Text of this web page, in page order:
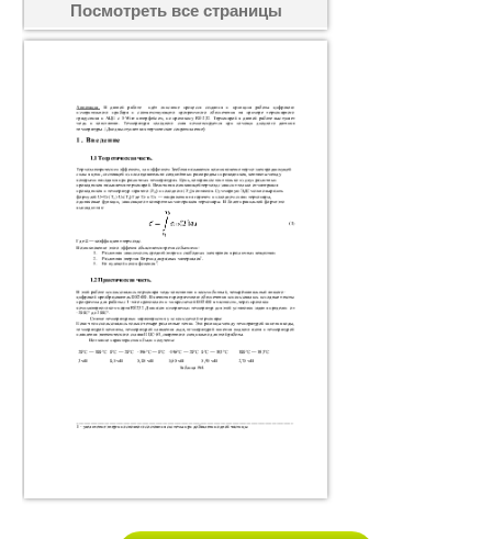
Посмотреть все страницы